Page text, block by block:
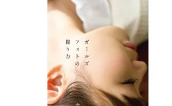
いた方には、撮影日程の調
整など別途ご連絡させてい
ただければと思いますの
で、今後ともよろしくお願
いいたします。